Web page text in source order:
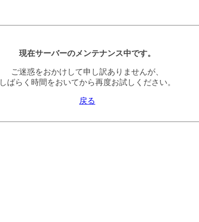
現在サーバーのメンテナンス中です。
ご迷惑をおかけして申し訳ありませんが、
しばらく時間をおいてから再度お試しください。
戻る